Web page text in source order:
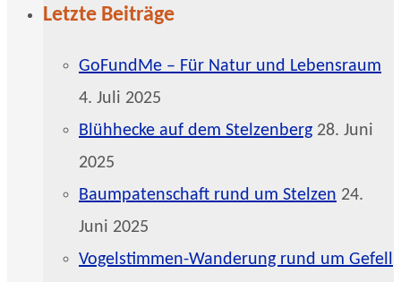
Letzte Beiträge
GoFundMe – Für Natur und Lebensraum
4. Juli 2025
Blühhecke auf dem Stelzenberg 28. Juni
2025
Baumpatenschaft rund um Stelzen 24.
Juni 2025
Vogelstimmen-Wanderung rund um Gefell